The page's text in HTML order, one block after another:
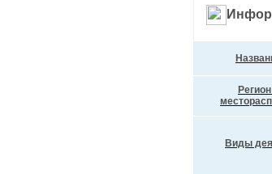
Виды